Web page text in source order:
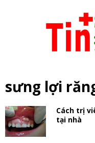
sưng lợi
Cách trị
tại nhà